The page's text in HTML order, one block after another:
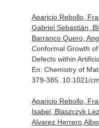
Aparicio Rebollo,
Gabriel Sebastián,
Barranco Quero,
Conformal Growth
Defects within
En: Chemistry of
379-385. 10.1021/
Aparicio Rebollo,
Isabel, Blaszczyk
Alvarez